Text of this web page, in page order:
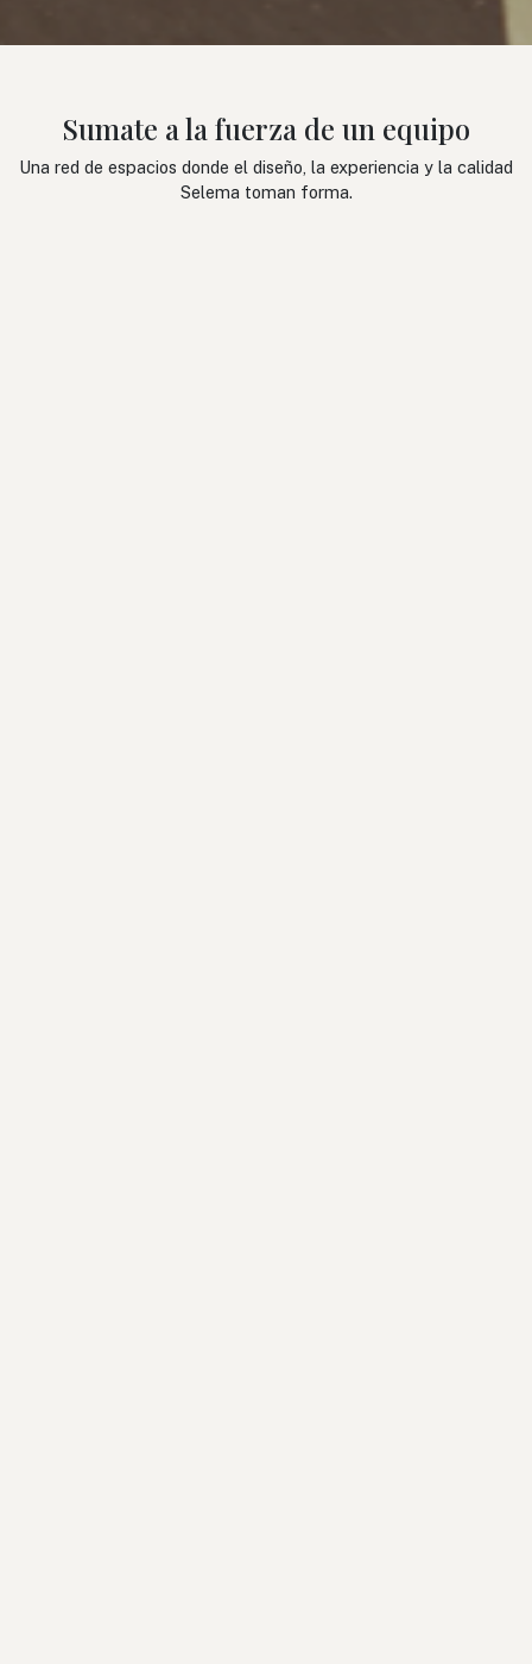
Sumate a la fuerza de un equipo
Una red de espacios donde el diseño, la experiencia y la calidad
Selema toman forma.